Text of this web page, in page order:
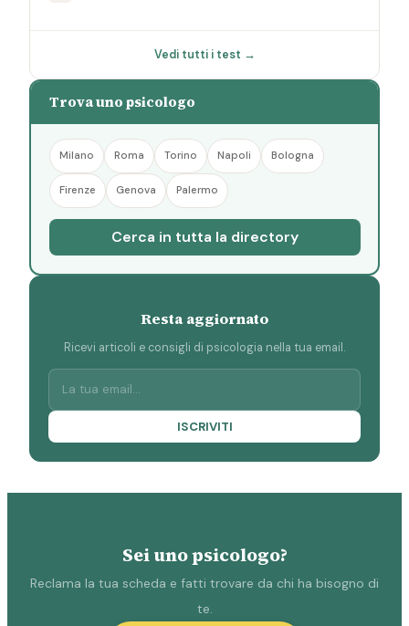
Vedi tutti i test →
Trova uno psicologo
Milano Roma Torino Napoli Bologna
Firenze Genova Palermo
Cerca in tutta la directory
Resta aggiornato
Ricevi articoli e consigli di psicologia nella tua email.
ISCRIVITI
Sei uno psicologo?
Reclama la tua scheda e fatti trovare da chi ha bisogno di
te.